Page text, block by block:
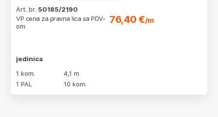
Art. br. 50185/2190
VP cena za pravna lica sa PDV-
om
76,40 €/m
jedinica
1 kom.
4,1 m
1 PAL
10 kom.